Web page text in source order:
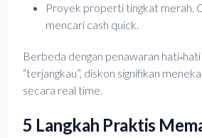
Proyek properti tingkat merah.
mencari cash quick.
Berbeda dengan penawaran
“terjangkau”, diskon signifikan
secara real time.
5 Langkah Praktis